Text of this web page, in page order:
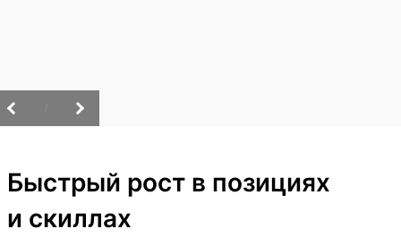
Быстрый рост в позициях
и скиллах